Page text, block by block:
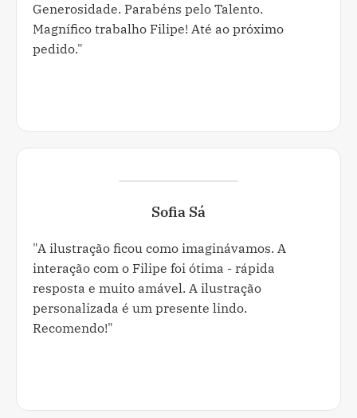
Generosidade. Parabéns pelo Talento.
Magnífico trabalho Filipe! Até ao próximo
pedido."
Sofia Sá
"A ilustração ficou como imaginávamos. A
interação com o Filipe foi ótima - rápida
resposta e muito amável. A ilustração
personalizada é um presente lindo.
Recomendo!"